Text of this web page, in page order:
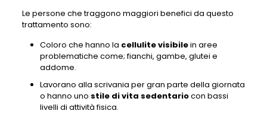
Le persone che traggono maggiori benefici da questo
trattamento sono:
Coloro che hanno la cellulite visibilein aree
problematiche come; fianchi, gambe, glutei e
addome.
Lavorano alla scrivania per gran parte della giornata
o hanno uno stile di vita sedentariocon bassi
livelli di attività fisica.